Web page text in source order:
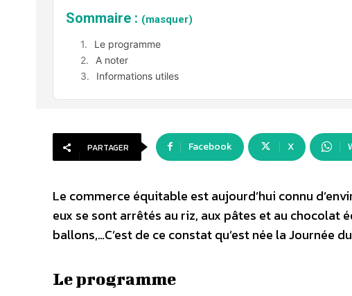
Sommaire : (masquer)
Le programme
A noter
Informations utiles
PARTAGER Facebook X
Le commerce équitable est aujourd’hui connu
eux se sont arrêtés au riz, aux pâtes et au chocolat
ballons,…C’est de ce constat qu’est née la Journée
Le programme